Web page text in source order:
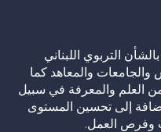
التربوي اللبناني
والجامعات والمعاهد كما
العلم والمعرفة في سبيل
إلى تحسين المستوى
وفرص العمل.